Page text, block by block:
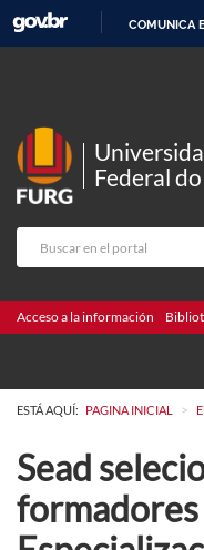
COMUNICA
Federal
Acceso a la información
ESTÁ AQUÍ: PAGINA INICIAL >
Sead
formadores